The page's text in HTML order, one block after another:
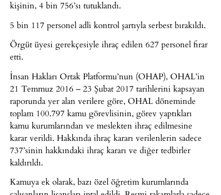
kişinin, 4 bin 756’sı tutuklandı.
5 bin 117 personel adli kontrol şartıyla serbest bırakıldı.
Örgüt üyesi gerekçesiyle ihraç edilen 627 personel firar
etti.
İnsan Hakları Ortak Platformu’nun (OHAP), OHAL’in
21 Temmuz 2016 – 23 Şubat 2017 tarihlerini kapsayan
raporunda yer alan verilere göre, OHAL döneminde
toplam 100.797 kamu görevlisinin, görev yaptıkları
kamu kurumlarından ve meslekten ihraç edilmesine
karar verildi. Hakkında ihraç kararı verilenlerin sadece
737’sinin hakkındaki ihraç kararı ve diğer tedbirler
kaldırıldı.
Kamuya ek olarak, bazı özel öğretim kurumlarında